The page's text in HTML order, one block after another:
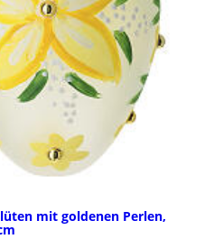
mit goldenen Perlen,